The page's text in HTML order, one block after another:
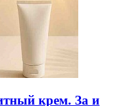
крем. За и